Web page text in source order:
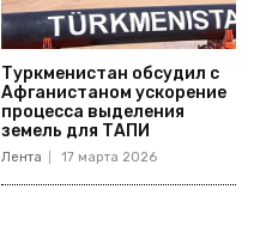
Туркменистан обсудил с
Афганистаном ускорение
процесса выделения
земель для ТАПИ
Лента 17 марта 2026